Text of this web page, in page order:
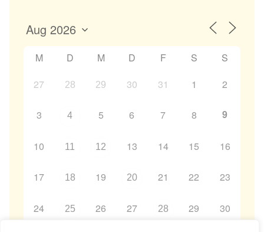
M D M D F S
S
27
28 29 30 31 1 2
3 4 5 6 7 8 9
10 11 12 13 14 15 16
17 18 19 20 21 22 23
24 25 26 27 28 29 30